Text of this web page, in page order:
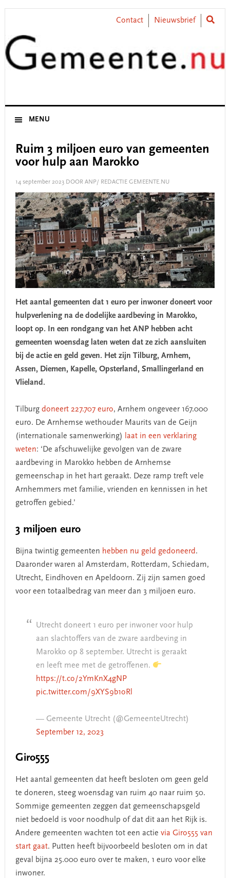
Skip
primary
navigation
Skip
content
Skip
primary
sidebar
Skip
footer
Contact Nieuwsbrief
MENU
Ruim 3 miljoen euro van gemeenten
voor hulp aan Marokko
14 september 2023DOOR ANP/ REDACTIE GEMEENTE.NU
Het aantal gemeenten dat 1 euro per inwoner doneert voor
hulpverlening na de dodelijke aardbeving in Marokko,
loopt op. In een rondgang van het ANP hebben acht
gemeenten woensdag laten weten dat ze zich aansluiten
bij de actie en geld geven. Het zijn Tilburg, Arnhem,
Assen, Diemen, Kapelle, Opsterland, Smallingerland en
Vlieland.
Tilburg doneert 227.707 euro, Arnhem ongeveer 167.000
euro. De Arnhemse wethouder Maurits van de Geijn
(internationale samenwerking)
laat in een verklaring
weten: ‘De afschuwelijke gevolgen van de zware
aardbeving in Marokko hebben de Arnhemse
gemeenschap in het hart geraakt. Deze ramp treft vele
Arnhemmers met familie, vrienden en kennissen in het
getroffen gebied.’
3 miljoen euro
Bijna twintig gemeenten hebben nu geld gedoneerd.
Daaronder waren al Amsterdam, Rotterdam, Schiedam,
Utrecht, Eindhoven en Apeldoorn. Zij zijn samen goed
voor een totaalbedrag van meer dan 3 miljoen euro.
Utrecht doneert 1 euro per inwoner voor hulp
aan slachtoffers van de zware aardbeving in
Marokko op 8 september. Utrecht is geraakt
en leeft mee met de getroffenen.
https://t.co/2YmKnX4gNP
pic.twitter.com/9XYS9b1oRl
— Gemeente Utrecht (@GemeenteUtrecht)
September 12, 2023
Giro555
Het aantal gemeenten dat heeft besloten om geen geld
te doneren, steeg woensdag van ruim 40 naar ruim 50.
Sommige gemeenten zeggen dat gemeenschapsgeld
niet bedoeld is voor noodhulp of dat dit aan het Rijk is.
Andere gemeenten wachten tot een actie via Giro555 van
start gaat. Putten heeft bijvoorbeeld besloten om in dat
geval bijna 25.000 euro over te maken, 1 euro voor elke
inwoner.